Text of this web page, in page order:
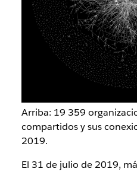
Arriba: 19 359
compartidos y sus
2019.
El 31 de julio de 2019,